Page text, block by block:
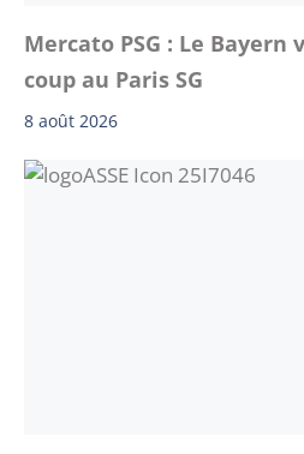
Mercato PSG : Le Bayern
coup au Paris SG
8 août 2026